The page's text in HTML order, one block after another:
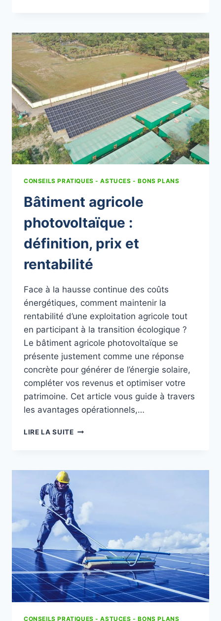
COMPLET
POUR
VOTRE
PROJET
PHOTOVOLTAÏQUE
CONSEILS PRATIQUES - ASTUCES - BONS PLANS
Bâtiment agricole
photovoltaïque :
définition, prix et
rentabilité
Face à la hausse continue des coûts
énergétiques, comment maintenir la
rentabilité d’une exploitation agricole tout
en participant à la transition écologique ?
Le bâtiment agricole photovoltaïque se
présente justement comme une réponse
concrète pour générer de l’énergie solaire,
compléter vos revenus et optimiser votre
patrimoine. Cet article vous guide à travers
les avantages opérationnels,…
LIRE LA SUITE BÂTIMENT
DÉFINITION,
RENTABILITÉ
CONSEILS PRATIQUES - ASTUCES - BONS PLANS